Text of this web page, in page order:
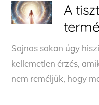
A
Sajnos sokan úgy
kellemetlen érzés,
nem reméljük, hogy